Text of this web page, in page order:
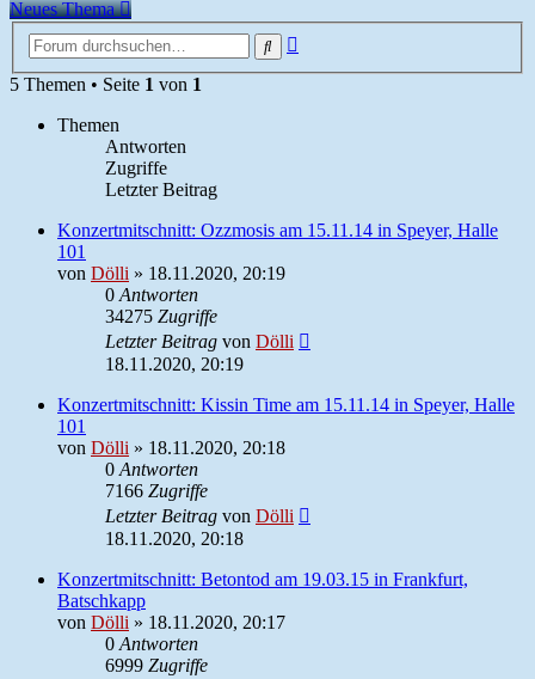
Neues Thema
Suche
5 Themen • Seite 1 von 1
Themen
Antworten
Zugriffe
Letzter Beitrag
Konzertmitschnitt: Ozzmosis am 15.11.14 in Speyer, Halle
101
von Dölli » 18.11.2020, 20:19
0 Antworten
34275 Zugriffe
Letzter Beitrag von Dölli
18.11.2020, 20:19
Konzertmitschnitt: Kissin Time am 15.11.14 in Speyer, Halle
101
von Dölli » 18.11.2020, 20:18
0 Antworten
7166 Zugriffe
Letzter Beitrag von Dölli
18.11.2020, 20:18
Konzertmitschnitt: Betontod am 19.03.15 in Frankfurt,
Batschkapp
von Dölli » 18.11.2020, 20:17
0 Antworten
6999 Zugriffe